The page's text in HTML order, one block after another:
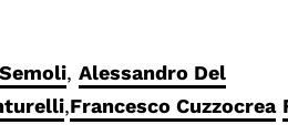
, Alessandro Del
,Francesco Cuzzocrea